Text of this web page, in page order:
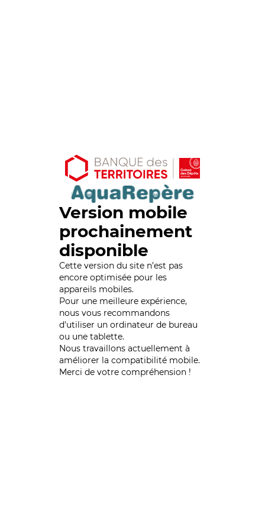
Version mobile
prochainement
disponible
Cette version du site n’est pas
encore optimisée pour les
appareils mobiles.
Pour une meilleure expérience,
nous vous recommandons
d'utiliser un ordinateur de bureau
ou une tablette.
Nous travaillons actuellement à
améliorer la compatibilité mobile.
Merci de votre compréhension !